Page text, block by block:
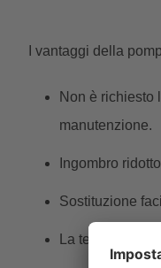
I vantaggi della
Non è richiesto
manutenzione.
Ingombro
Sostituzione
La tenuta